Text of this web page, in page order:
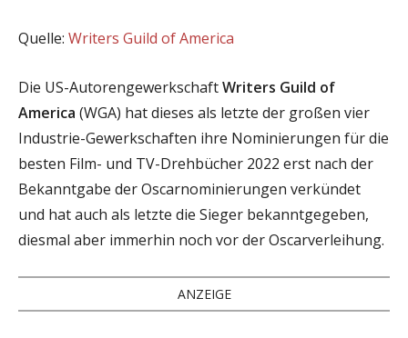
Quelle: Writers Guild of America
Die US-AutorengewerkschaftWriters Guild of
America (WGA) hat dieses als letzte der großen vier
Industrie-Gewerkschaften ihre Nominierungen für die
besten Film- und TV-Drehbücher 2022 erst nach der
Bekanntgabe der Oscarnominierungen verkündet
und hat auch als letzte die Sieger bekanntgegeben,
diesmal aber immerhin noch vor der Oscarverleihung.
ANZEIGE